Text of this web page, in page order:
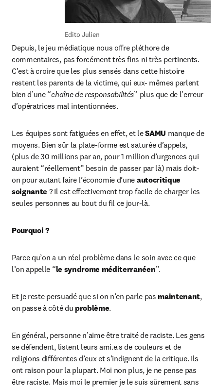
Edito Julien
Depuis, le jeu médiatique nous offre pléthore de
commentaires, pas forcément très fins ni très pertinents.
C’est à croire que les plus sensés dans cette histoire
restent les parents de la victime, qui eux- mêmes parlent
bien d’une “chaîne de responsabilités” plus que de l’erreur
d’opératrices mal intentionnées.
Les équipes sont fatiguées en effet, et le SAMU manque de
moyens. Bien sûr la plate-forme est saturée d’appels,
(plus de 30 millions par an, pour 1 million d’urgences qui
auraient “réellement” besoin de passer par là) mais doit-
on pour autant faire l’économie d’une autocritique
soignante ? Il est effectivement trop facile de charger les
seules personnes au bout du fil ce jour-là.
Pourquoi ?
Parce qu’on a un réel problème dans le soin avec ce que
l’on appelle “le syndrome méditerranéen”.
Et je reste persuadé que si on n’en parle pas maintenant,
on passe à côté du problème.
En général, personne n’aime être traité de raciste. Les gens
se défendent, listent leurs ami.e.s de couleurs et de
religions différentes d’eux et s’indignent de la critique. Ils
ont raison pour la plupart. Moi non plus, je ne pense pas
être raciste. Mais moi le premier je le suis sûrement sans